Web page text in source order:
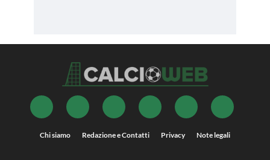
Chi siamo Redazione e Contatti Privacy Note legali